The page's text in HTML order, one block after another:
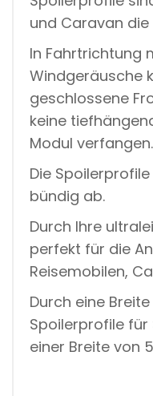
und Caravan
In Fahrtrichtung
Windgeräusche
geschlossene
keine
Modul verfangen.
Die
bündig ab.
Durch Ihre
perfekt für die
Reisemobilen,
Durch eine
Spoilerprofile
einer Breite von